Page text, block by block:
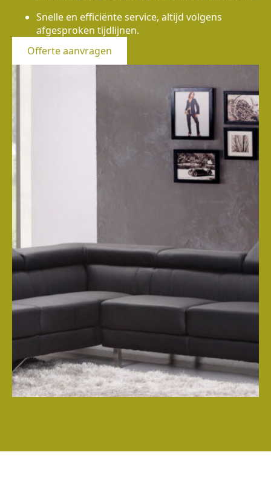
Snelle en efficiënte service, altijd volgens
afgesproken tijdlijnen.
Offerte aanvragen